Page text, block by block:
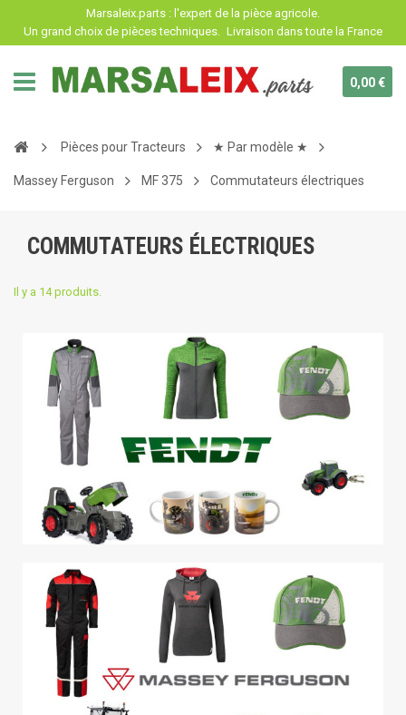
Marsaleix.parts : l'expert de la pièce agricole.
Un grand choix de pièces techniques. Livraison dans toute la France
0,00 €
Pièces pour Tracteurs ★ Par modèle ★
Massey Ferguson MF 375 Commutateurs électriques
COMMUTATEURS ÉLECTRIQUES
Il y a 14 produits.
Panneau de gestion des cookies